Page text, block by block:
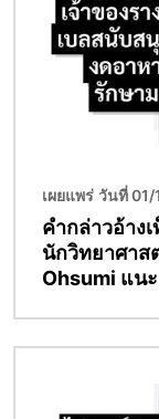
เผยแพร่ วันที่
คำกล่าวอ้าง
นักวิทยาศาส
Ohsumi แน